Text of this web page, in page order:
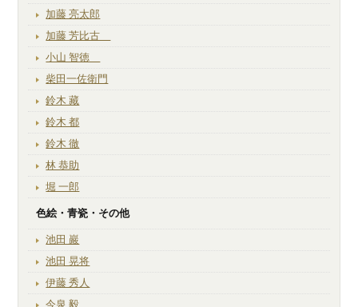
加藤 亮太郎
加藤 芳比古
小山 智徳
柴田一佐衛門
鈴木 藏
鈴木 都
鈴木 徹
林 恭助
堀 一郎
色絵・青瓷・その他
池田 巖
池田 晃将
伊藤 秀人
今泉 毅